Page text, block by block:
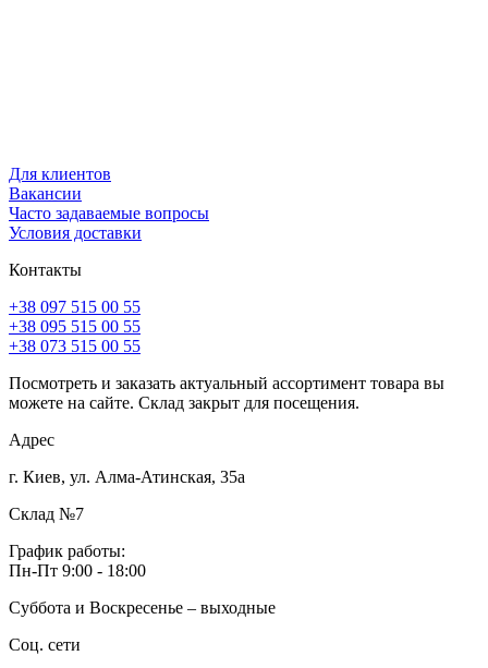
Для клиентов
Вакансии
Часто задаваемые вопросы
Условия доставки
Контакты
+38 097 515 00 55
+38 095 515 00 55
+38 073 515 00 55
Посмотреть и заказать актуальный ассортимент товара вы
можете на сайте. Склад закрыт для посещения.
Адрес
г. Киев, ул. Алма-Атинская, 35а
Склад №7
График работы:
Пн-Пт 9:00 - 18:00
Суббота и Воскресенье – выходные
Соц. сети